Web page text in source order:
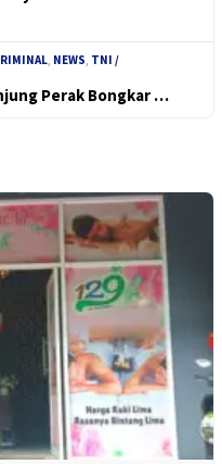
, NEWS, TNI /
Perak Bongkar …